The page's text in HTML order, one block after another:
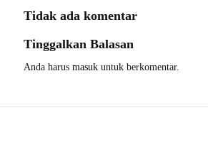
Tidak ada komentar
Tinggalkan Balasan
Anda harus masuk untuk berkomentar.